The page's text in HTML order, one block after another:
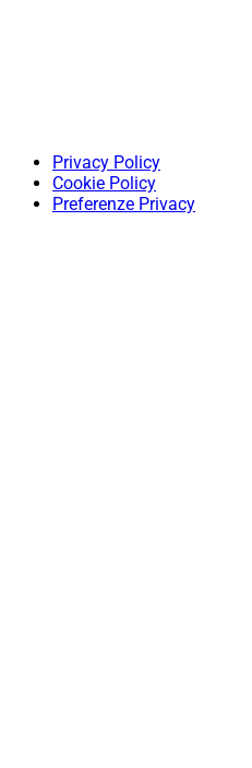
Privacy Policy
Cookie Policy
Preferenze Privacy